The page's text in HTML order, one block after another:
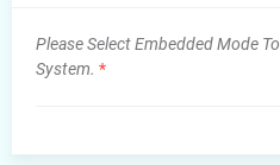
Please Select Embedded Mode
System. *